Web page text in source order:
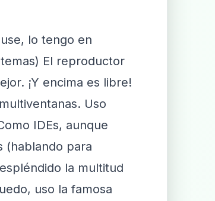
lo tengo en
El reproductor
¡Y encima es libre!
Uso
IDEs, aunque
(hablando para
la multitud
uso la famosa